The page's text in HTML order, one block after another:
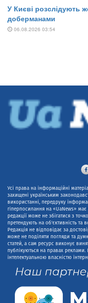
Усі права на інформаційні
захищені українським
використанні, передруку
гіперпосилання на «UaNews» має
редакції може не збігатися з
претендують на об'єктивність та
Редакція не відповідає за
може не поділяти погляди та
статей, а сам ресурс виконує
публікуються на правах реклами.
інтелектуальною власністю